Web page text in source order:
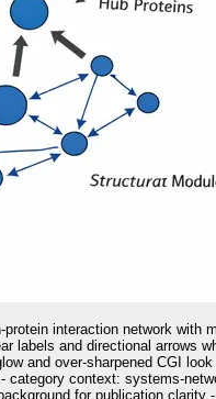
interaction network with
labels and directional arrows
and over-sharpened CGI
category context: systems-
for publication